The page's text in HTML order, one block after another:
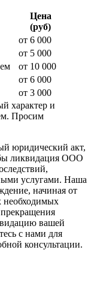
Цена
(руб)
от 6 000
от 5 000
от 10 000
от 6 000
от 3 000
характер и
Просим
юридический акт,
ликвидация ООО
услугами. Наша
начиная от
необходимых
вашей
с нами для
консультации.